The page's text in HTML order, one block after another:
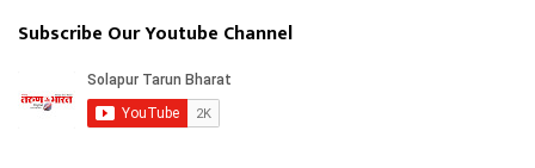
Subscribe Our Youtube Channel